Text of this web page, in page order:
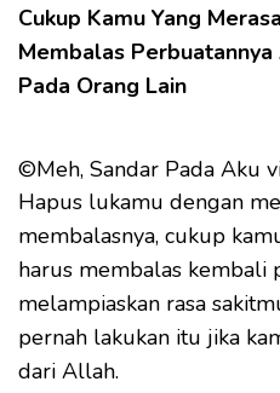
Cukup Kamu Yang
Membalas
Pada Orang Lain
©Meh, Sandar Pada Aku
Hapus lukamu dengan
membalasnya, cukup
harus membalas kembali
melampiaskan rasa
pernah lakukan itu jika
dari Allah.